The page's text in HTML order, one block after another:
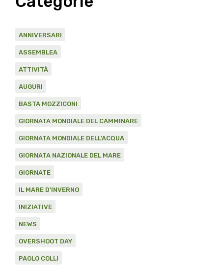
ANNIVERSARI
ASSEMBLEA
ATTIVITÀ
AUGURI
BASTA MOZZICONI
GIORNATA MONDIALE DEL CAMMINARE
GIORNATA MONDIALE DELL'ACQUA
GIORNATA NAZIONALE DEL MARE
GIORNATE
IL MARE D'INVERNO
INIZIATIVE
NEWS
OVERSHOOT DAY
PAOLO COLLI